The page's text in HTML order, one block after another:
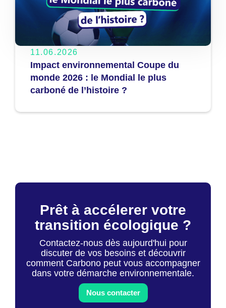
11.06.2026
Impact environnemental Coupe du
monde 2026 : le Mondial le plus
carboné de l’histoire ?
Prêt à accélerer votre
transition écologique ?
Contactez-nous dès aujourd'hui pour
discuter de vos besoins et découvrir
comment Carbono peut vous accompagner
dans votre démarche environnementale.
Nous contacter